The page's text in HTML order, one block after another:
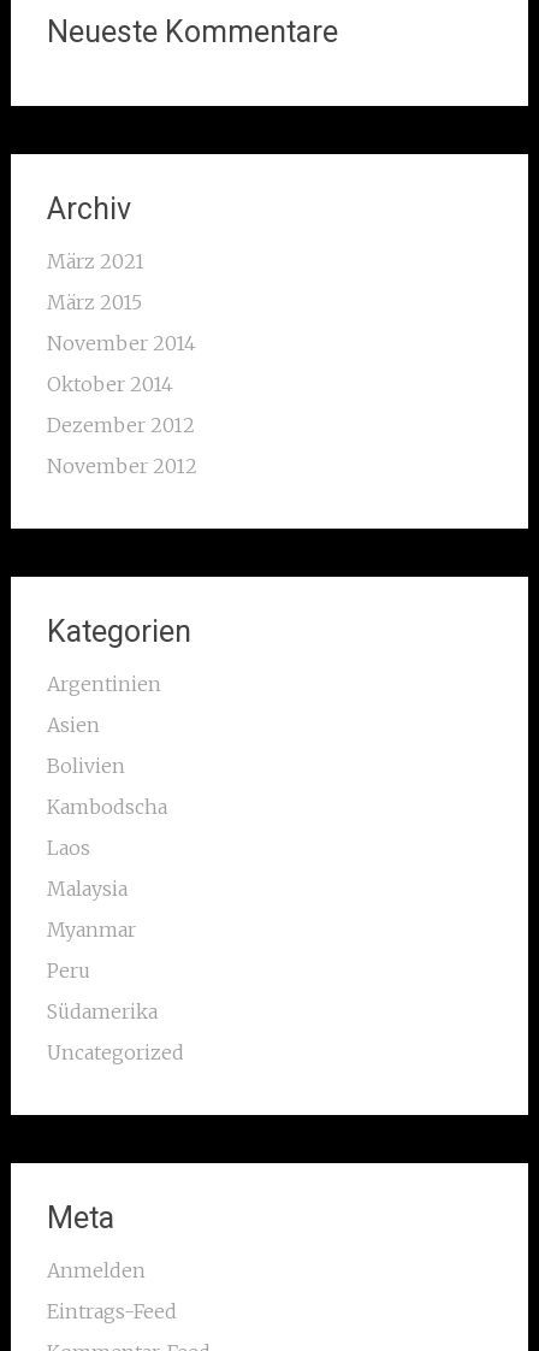
Neueste Kommentare
Archiv
März 2021
März 2015
November 2014
Oktober 2014
Dezember 2012
November 2012
Kategorien
Argentinien
Asien
Bolivien
Kambodscha
Laos
Malaysia
Myanmar
Peru
Südamerika
Uncategorized
Meta
Anmelden
Eintrags-Feed